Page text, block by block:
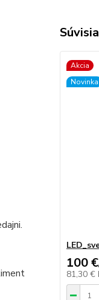
Akcia
Novinka
100 €
81,30 €